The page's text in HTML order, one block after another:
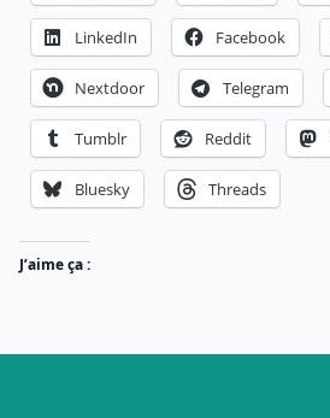
LinkedIn Facebook
Nextdoor Telegram
Tumblr Reddit
Bluesky Threads
J’aime ça :